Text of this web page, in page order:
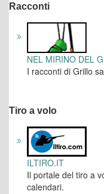
Racconti
NEL MIRINO DEL
I racconti di Grillo
Tiro a volo
ILTIRO.IT
Il portale del tiro a
calendari.